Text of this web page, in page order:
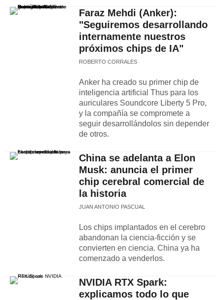
Faraz Mehdi (Anker):
"Seguiremos desarrollando
internamente nuestros
próximos chips de IA"
ROBERTO CORRALES
Anker ha creado su primer chip de
inteligencia artificial Thus para los
auriculares Soundcore Liberty 5 Pro,
y la compañía se compromete a
seguir desarrollándolos sin depender
de otros.
China se adelanta a Elon
Musk: anuncia el primer
chip cerebral comercial de
la historia
JUAN ANTONIO PASCUAL
Los chips implantados en el cerebro
abandonan la ciencia-ficción y se
convierten en ciencia. China ya ha
comenzado a venderlos.
NVIDIA RTX Spark:
explicamos todo lo que